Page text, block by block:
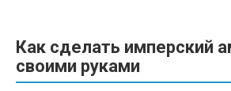
Как сделать имперский
своими руками